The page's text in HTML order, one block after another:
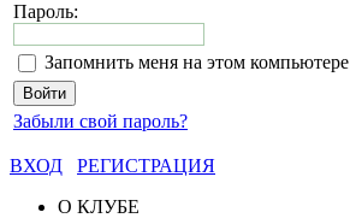
Пароль:
Запомнить меня на этом компьютере
Забыли свой пароль?
ВХОД
РЕГИСТРАЦИЯ
О КЛУБЕ